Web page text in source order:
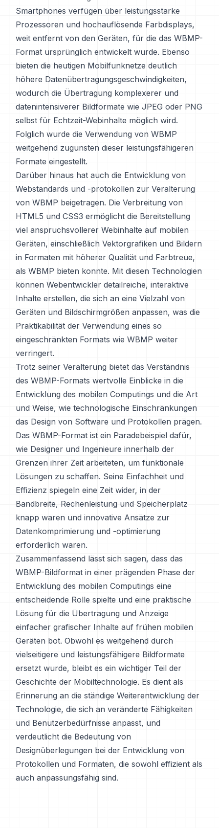
Smartphones verfügen über leistungsstarke
Prozessoren und hochauflösende Farbdisplays,
weit entfernt von den Geräten, für die das WBMP-
Format ursprünglich entwickelt wurde. Ebenso
bieten die heutigen Mobilfunknetze deutlich
höhere Datenübertragungsgeschwindigkeiten,
wodurch die Übertragung komplexerer und
datenintensiverer Bildformate wie JPEG oder PNG
selbst für Echtzeit-Webinhalte möglich wird.
Folglich wurde die Verwendung von WBMP
weitgehend zugunsten dieser leistungsfähigeren
Formate eingestellt.
Darüber hinaus hat auch die Entwicklung von
Webstandards und -protokollen zur Veralterung
von WBMP beigetragen. Die Verbreitung von
HTML5 und CSS3 ermöglicht die Bereitstellung
viel anspruchsvollerer Webinhalte auf mobilen
Geräten, einschließlich Vektorgrafiken und Bildern
in Formaten mit höherer Qualität und Farbtreue,
als WBMP bieten konnte. Mit diesen Technologien
können Webentwickler detailreiche, interaktive
Inhalte erstellen, die sich an eine Vielzahl von
Geräten und Bildschirmgrößen anpassen, was die
Praktikabilität der Verwendung eines so
eingeschränkten Formats wie WBMP weiter
verringert.
Trotz seiner Veralterung bietet das Verständnis
des WBMP-Formats wertvolle Einblicke in die
Entwicklung des mobilen Computings und die Art
und Weise, wie technologische Einschränkungen
das Design von Software und Protokollen prägen.
Das WBMP-Format ist ein Paradebeispiel dafür,
wie Designer und Ingenieure innerhalb der
Grenzen ihrer Zeit arbeiteten, um funktionale
Lösungen zu schaffen. Seine Einfachheit und
Effizienz spiegeln eine Zeit wider, in der
Bandbreite, Rechenleistung und Speicherplatz
knapp waren und innovative Ansätze zur
Datenkomprimierung und -optimierung
erforderlich waren.
Zusammenfassend lässt sich sagen, dass das
WBMP-Bildformat in einer prägenden Phase der
Entwicklung des mobilen Computings eine
entscheidende Rolle spielte und eine praktische
Lösung für die Übertragung und Anzeige
einfacher grafischer Inhalte auf frühen mobilen
Geräten bot. Obwohl es weitgehend durch
vielseitigere und leistungsfähigere Bildformate
ersetzt wurde, bleibt es ein wichtiger Teil der
Geschichte der Mobiltechnologie. Es dient als
Erinnerung an die ständige Weiterentwicklung der
Technologie, die sich an veränderte Fähigkeiten
und Benutzerbedürfnisse anpasst, und
verdeutlicht die Bedeutung von
Designüberlegungen bei der Entwicklung von
Protokollen und Formaten, die sowohl effizient als
auch anpassungsfähig sind.